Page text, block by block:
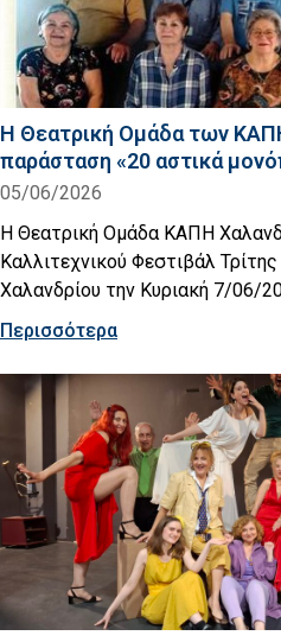
Η Θεατρική Ομάδα των
παράσταση «20 αστικά
05/06/2026
Η Θεατρική Ομάδα ΚΑΠΗ
Καλλιτεχνικού Φεστιβάλ
Χαλανδρίου την Κυριακή 7/06/
Περισσότερα